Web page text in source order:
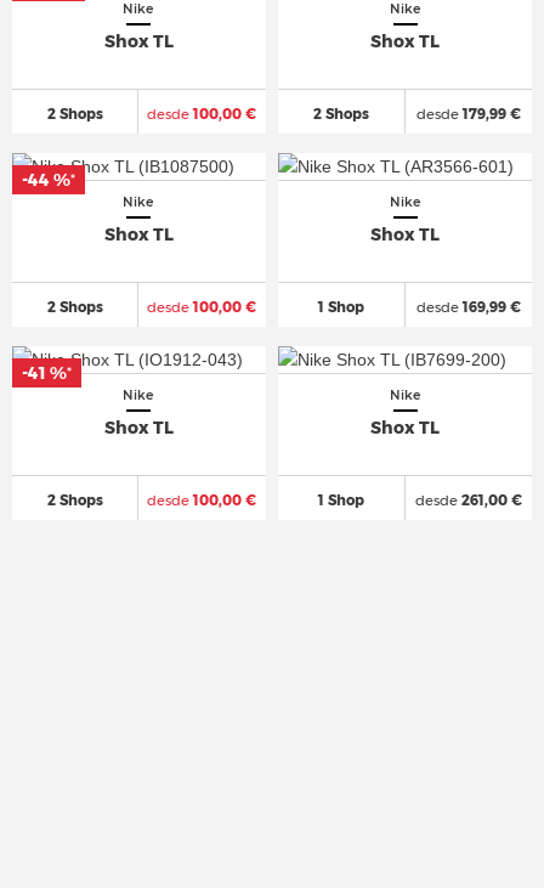
Nike
Shox TL
2 Shops desde100,00 €
Nike
Shox TL
2 Shops desde179,99 €
Nike
Shox TL
2 Shops desde100,00 €
-44 %*
-44 %*
Nike
Shox TL
1 Shop desde169,99 €
Nike
Shox TL
2 Shops desde100,00 €
-41 %*
-41 %*
Nike
Shox TL
1 Shop desde261,00 €